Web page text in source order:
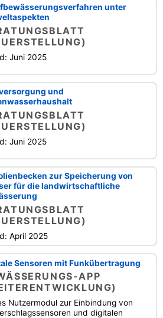
unter
Juni 2025
und
Juni 2025
zur Speicherung von
für die landwirtschaftliche
April 2025
Sensoren mit Funkübertragung
APP
Nutzermodul zur Einbindung von
und digitalen